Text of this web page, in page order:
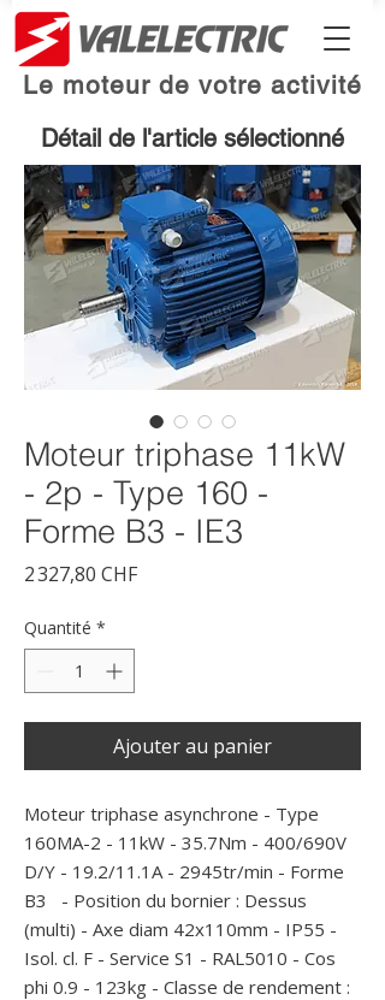
Le moteur de votre activité
Détail de l'article sélectionné
Moteur triphase 11kW
- 2p - Type 160 -
Forme B3 - IE3
2 327,80 CHFPrix
Quantité *
Ajouter au panier
Moteur triphase asynchrone - Type
160MA-2 - 11kW - 35.7Nm - 400/690V
D/Y - 19.2/11.1A - 2945tr/min - Forme
B3   - Position du bornier : Dessus
(multi) - Axe diam 42x110mm - IP55 -
Isol. cl. F - Service S1 - RAL5010 - Cos
phi 0.9 - 123kg - Classe de rendement :